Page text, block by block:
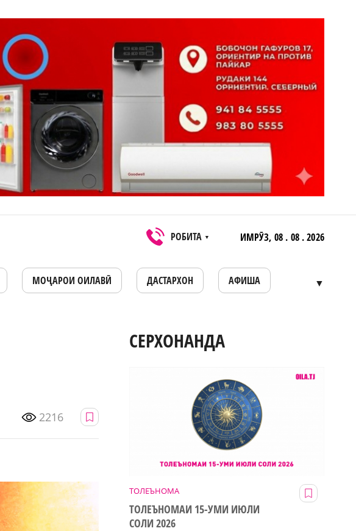
РОБИТА ▼ ИМРӮЗ, 08 . 08 . 2026
МОҶАРОИ ОИЛАВӢ ДАСТАРХОН АФИША ▼
2216
СЕРХОНАНДА
ТОЛЕЪНОМА
ТОЛЕЪНОМАИ 15-УМИ ИЮЛИ
СОЛИ 2026